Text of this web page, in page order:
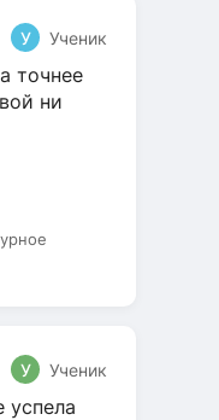
У Ученик
точнее
ни
У Ученик
успела